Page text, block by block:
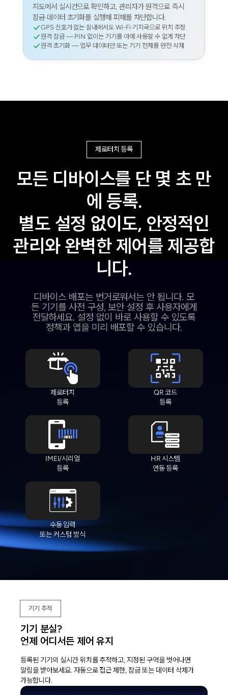
지도에서 실시간으로 확인하고, 관리자가 원격으로 즉시
잠금·데이터 초기화를 실행해 피해를 차단합니다.
GPS 신호가 없는 실내에서도 Wi-Fi·기지국으로 위치 추정
원격 잠금 — PIN 없이는 기기를 아예 사용할 수 없게 차단
원격 초기화 — 업무 데이터만 또는 기기 전체를 완전 삭제
제로터치 등록
모든 디바이스를 단 몇 초 만
에 등록.
별도 설정 없이도, 안정적인
관리와 완벽한 제어를 제공합
니다.
디바이스 배포는 번거로워서는 안 됩니다. 모
든 기기를 사전 구성, 보안 설정 후 사용자에게
전달하세요. 설정 없이 바로 사용할 수 있도록
정책과 앱을 미리 배포할 수 있습니다.
제로터치
등록
QR 코드
등록
IMEI/시리얼
등록
HR 시스템
연동 등록
수동 입력
또는 커스텀 방식
기기 추적
기기 분실?
언제 어디서든 제어 유지
등록된 기기의 실시간 위치를 추적하고, 지정된 구역을 벗어나면
알림을 받아보세요. 자동으로 접근 제한, 잠금 또는 데이터 삭제가
가능합니다.